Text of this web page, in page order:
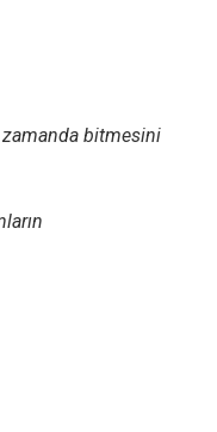
zamanda bitmesini